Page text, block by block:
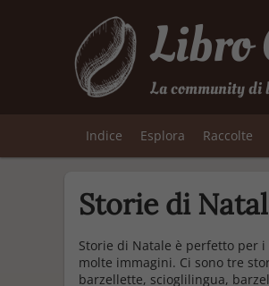
Libro
La community di
Indice Esplora Raccolte
Storie di
Storie di Natale è perfetto per
molte immagini. Ci sono tre
barzellette, scioglilingua,